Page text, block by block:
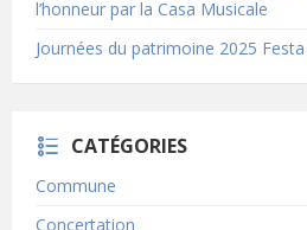
l’honneur par la Casa Musicale
Journées du patrimoine 2025
CATÉGORIES
Commune
Concertation